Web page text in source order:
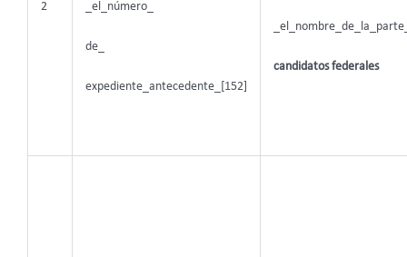
2 _el_número_
de_
expediente_antecedente_[152]
candidatos federales